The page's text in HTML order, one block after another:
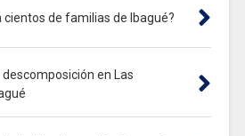
de familias de Ibagué?
descomposición en Las